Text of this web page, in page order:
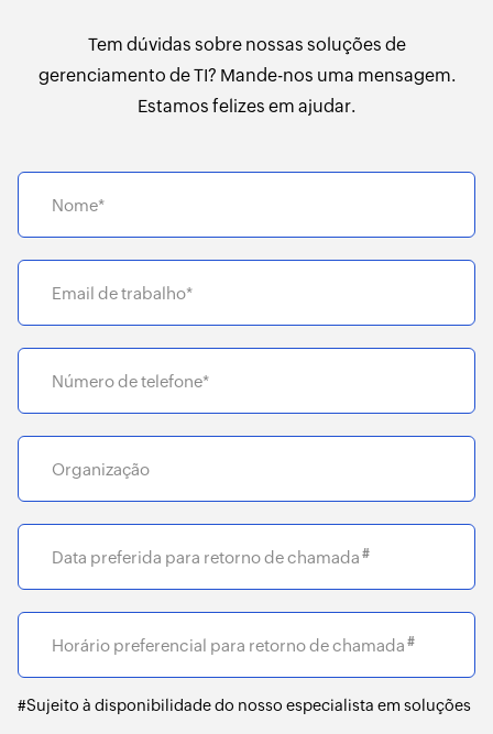
Tem dúvidas sobre nossas soluções de
gerenciamento de TI? Mande-nos uma mensagem.
Estamos felizes em ajudar.
Nome*
Email de trabalho*
Número de telefone*
Organização
Data preferida para retorno de chamada #
Horário preferencial para retorno de chamada #
#Sujeito à disponibilidade do nosso especialista em soluções